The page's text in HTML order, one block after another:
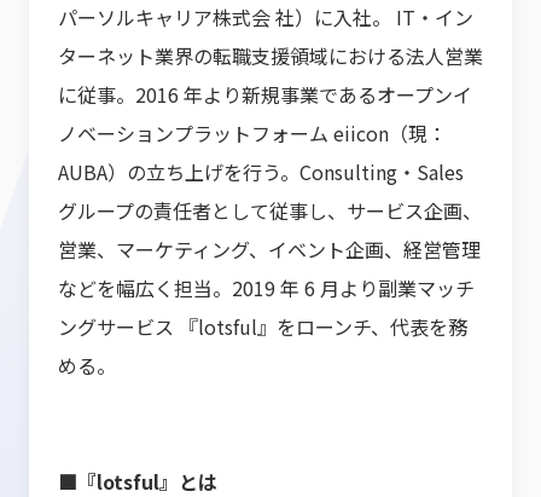
パーソルキャリア株式会 社）に入社。 IT・イン
ターネット業界の転職支援領域における法人営業
に従事。2016 年より新規事業であるオープンイ
ノベーションプラットフォーム eiicon（現：
AUBA）の立ち上げを行う。Consulting・Sales
グループの責任者として従事し、サービス企画、
営業、マーケティング、イベント企画、経営管理
などを幅広く担当。2019 年 6 月より副業マッチ
ングサービス 『lotsful』をローンチ、代表を務
める。
■『lotsful』とは